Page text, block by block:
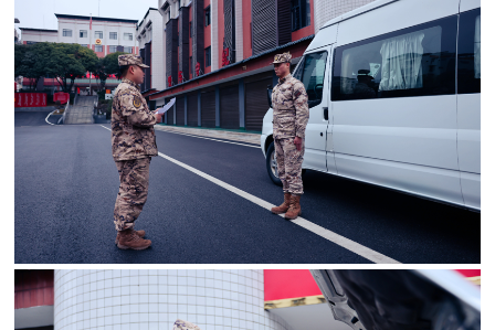
追
踪
国
防
法
规
防
规
知